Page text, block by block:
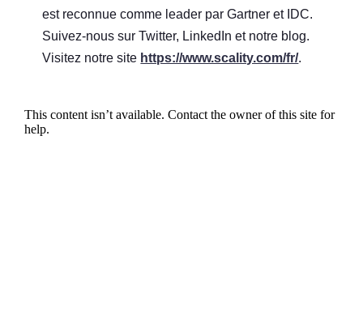
est reconnue comme leader par Gartner et IDC.
Suivez-nous sur Twitter, LinkedIn et notre blog.
Visitez notre site https://www.scality.com/fr/.